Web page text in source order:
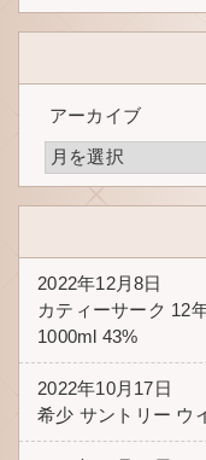
アーカイブ
2022年12月8日
カティーサーク 12
1000ml 43%
2022年10月17日
希少 サントリー ウ